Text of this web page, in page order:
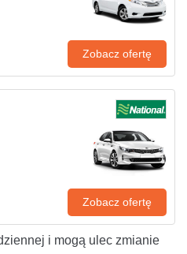
Zobacz ofertę
Zobacz ofertę
i mogą ulec zmianie